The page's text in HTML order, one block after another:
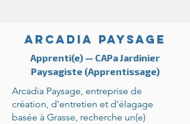
ARCADIA PAYSAGE
Apprenti(e) — CAPa Jardinier
Paysagiste (Apprentissage)
Arcadia Paysage, entreprise de
création, d'entretien et d'élagage
basée à Grasse, recherche un(e)